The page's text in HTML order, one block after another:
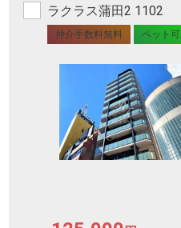
ラクラス蒲田2 1102
仲介手数料無料 ペット可